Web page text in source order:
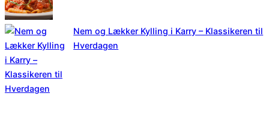
Nem og Lækker Kylling i Karry – Klassikeren til
Hverdagen